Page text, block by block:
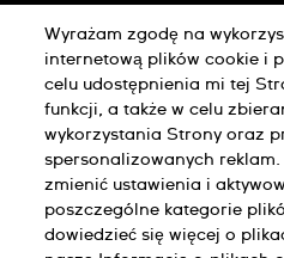
Warunki sprzedaży
Odstąp od umowy
Polityka Prywatności
Wyrażam zgodę na
internetową plików cookie i
celu udostępnienia mi tej
funkcji, a także w celu
wykorzystania Strony oraz
spersonalizowanych
zmienić ustawienia i
poszczególne kategorie
dowiedzieć się więcej o